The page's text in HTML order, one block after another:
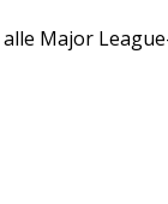
Major